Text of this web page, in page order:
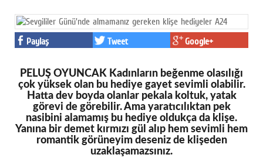
Paylaş Tweet Google+
PELUŞ OYUNCAK Kadınların beğenme olasılığı
çok yüksek olan bu hediye gayet sevimli olabilir.
Hatta dev boyda olanlar pekala koltuk, yatak
görevi de görebilir. Ama yaratıcılıktan pek
nasibini alamamış bu hediye oldukça da klişe.
Yanına bir demet kırmızı gül alıp hem sevimli hem
romantik görüneyim deseniz de klişeden
uzaklaşamazsınız.